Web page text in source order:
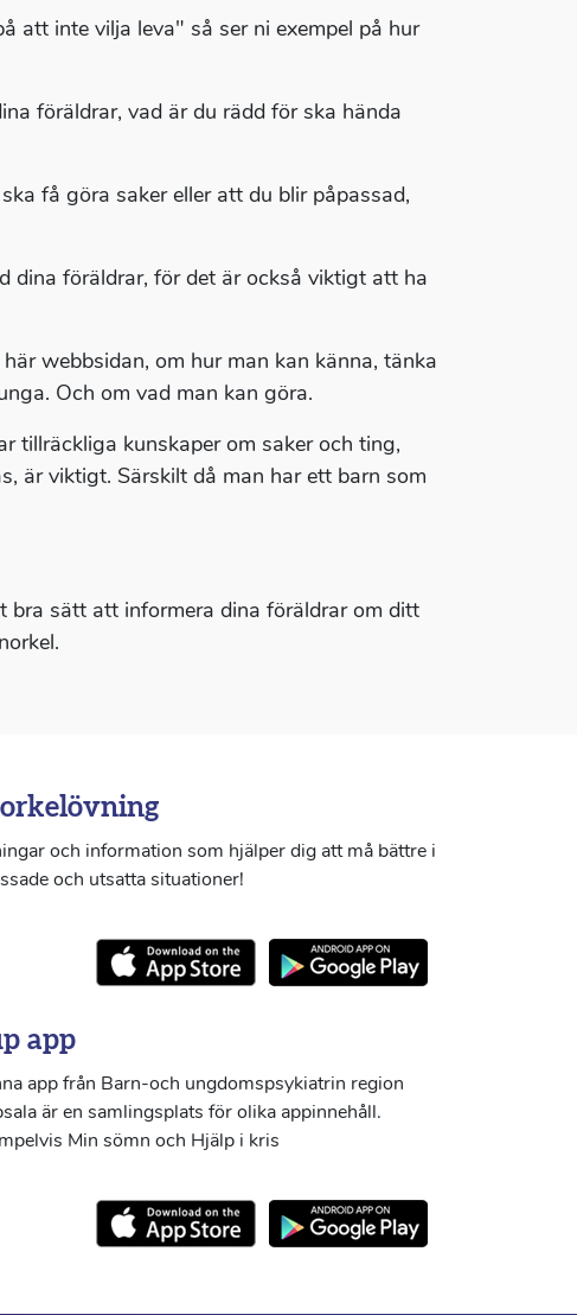
att inte vilja leva" så ser ni exempel på hur
föräldrar, vad är du rädd för ska hända
få göra saker eller att du blir påpassad,
dina föräldrar, för det är också viktigt att ha
webbsidan, om hur man kan känna, tänka
Och om vad man kan göra.
tillräckliga kunskaper om saker och ting,
är viktigt. Särskilt då man har ett barn som
bra sätt att informera dina föräldrar om ditt
och information som hjälper dig att må bättre i
och utsatta situationer!
app
app från Barn-och ungdomspsykiatrin region
är en samlingsplats för olika appinnehåll.
Min sömn och Hjälp i kris